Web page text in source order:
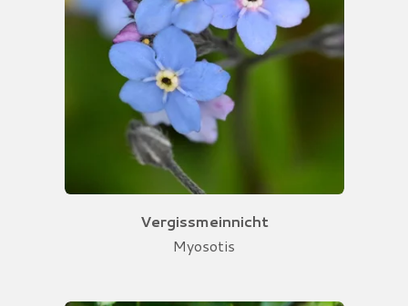
Vergissmeinnicht
Myosotis